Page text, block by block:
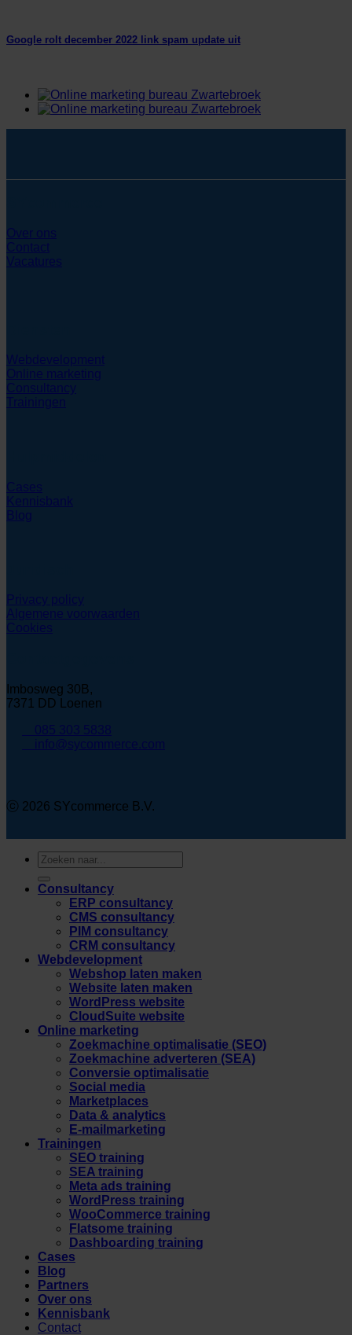
Google rolt december 2022 link spam update uit
Over ons
Contact
Vacatures
Webdevelopment
Online marketing
Consultancy
Trainingen
Cases
Kennisbank
Blog
Privacy policy
Algemene voorwaarden
Cookies
Imbosweg 30B,
7371 DD Loenen
085 303 5838
info@sycommerce.com
ⓒ 2026 SYcommerce B.V.
Zoeken
naar:
Consultancy
ERP consultancy
CMS consultancy
PIM consultancy
CRM consultancy
Webdevelopment
Webshop laten maken
Website laten maken
WordPress website
CloudSuite website
Online marketing
Zoekmachine optimalisatie (SEO)
Zoekmachine adverteren (SEA)
Conversie optimalisatie
Social media
Marketplaces
Data & analytics
E-mailmarketing
Trainingen
SEO training
SEA training
Meta ads training
WordPress training
WooCommerce training
Flatsome training
Dashboarding training
Cases
Blog
Partners
Over ons
Kennisbank
Contact